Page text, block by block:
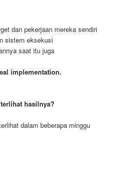
dan pekerjaan mereka sendiri
sistem eksekusi
saat itu juga
implementation.
hasilnya?
dalam beberapa minggu